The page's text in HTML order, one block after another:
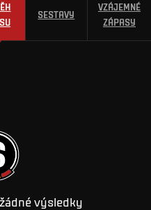
SESTAVY
VZÁJEMNÉ
ZÁPASY
výsledky